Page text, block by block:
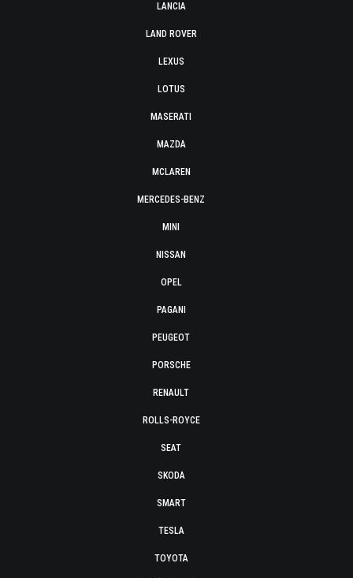
LANCIA
LAND ROVER
LEXUS
LOTUS
MASERATI
MAZDA
MCLAREN
MERCEDES-BENZ
MINI
NISSAN
OPEL
PAGANI
PEUGEOT
PORSCHE
RENAULT
ROLLS-ROYCE
SEAT
SKODA
SMART
TESLA
TOYOTA